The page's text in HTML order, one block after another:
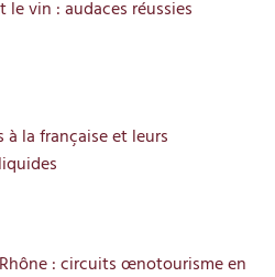
le vin : audaces réussies
à la française et leurs
: circuits œnotourisme en